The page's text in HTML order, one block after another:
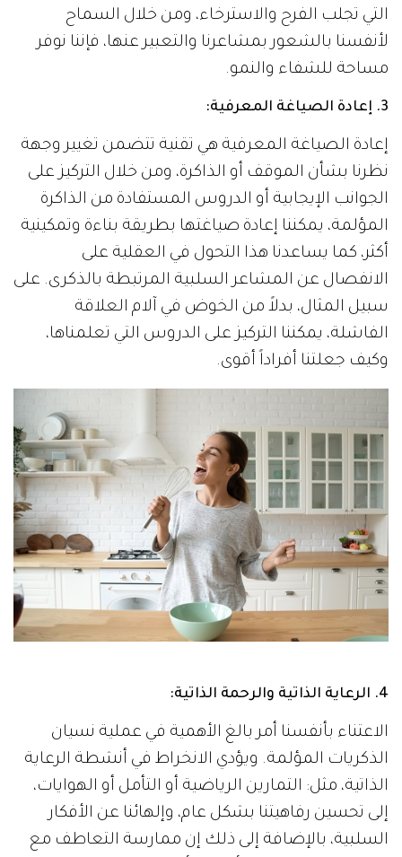
التي تجلب الفرح والاسترخاء، ومن خلال السماح
لأنفسنا بالشعور بمشاعرنا والتعبير عنها، فإننا نوفر
مساحة للشفاء والنمو.
3. إعادة الصياغة المعرفية:
إعادة الصياغة المعرفية هي تقنية تتضمن تغيير وجهة
نظرنا بشأن الموقف أو الذاكرة، ومن خلال التركيز على
الجوانب الإيجابية أو الدروس المستفادة من الذاكرة
المؤلمة، يمكننا إعادة صياغتها بطريقة بناءة وتمكينية
أكثر، كما يساعدنا هذا التحول في العقلية على
الانفصال عن المشاعر السلبية المرتبطة بالذكرى. على
سبيل المثال، بدلاً من الخوض في آلام العلاقة
الفاشلة، يمكننا التركيز على الدروس التي تعلمناها،
وكيف جعلتنا أفراداً أقوى.
4. الرعاية الذاتية والرحمة الذاتية:
الاعتناء بأنفسنا أمر بالغ الأهمية في عملية نسيان
الذكريات المؤلمة. ويؤدي الانخراط في أنشطة الرعاية
الذاتية، مثل: التمارين الرياضية أو التأمل أو الهوايات،
إلى تحسين رفاهيتنا بشكل عام، وإلهائنا عن الأفكار
السلبية، بالإضافة إلى ذلك إن ممارسة التعاطف مع